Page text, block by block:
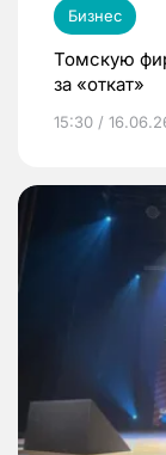
Бизнес
Томскую
за «откат»
15:30 /